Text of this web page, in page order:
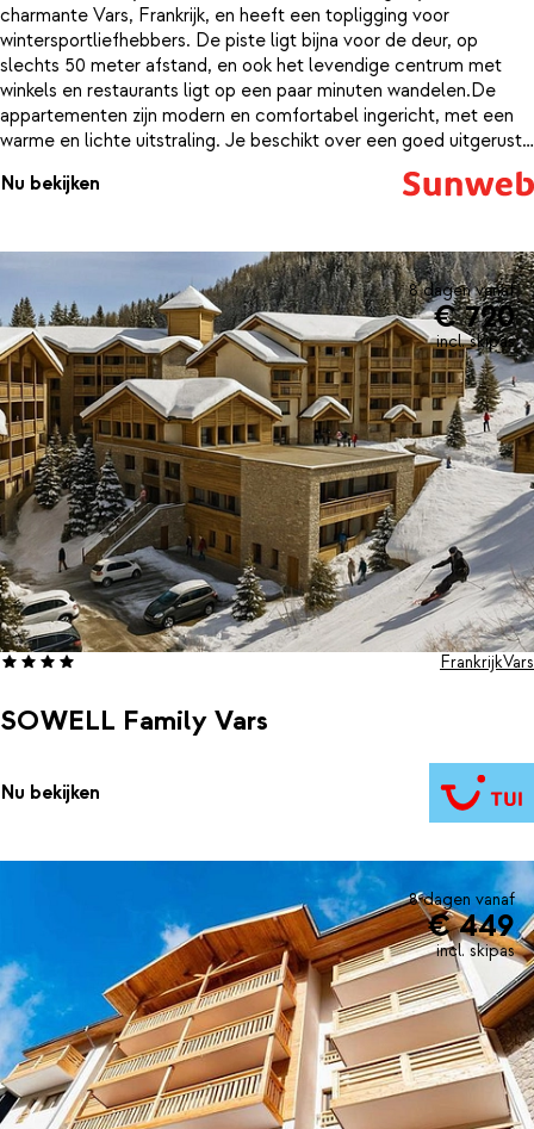
charmante Vars, Frankrijk, en heeft een topligging voor
wintersportliefhebbers. De piste ligt bijna voor de deur, op
slechts 50 meter afstand, en ook het levendige centrum met
winkels en restaurants ligt op een paar minuten wandelen.De
appartementen zijn modern en comfortabel ingericht, met een
warme en lichte uitstraling. Je beschikt over een goed uitgeruste
kitchenette en een gezellige zithoek waar je samen ontspant of
kookt na een dag in de sneeuw. Alles is aanwezig om je verblijf
de winter geopend is. Daarnaast staat er een fitnessruimte tot je
beschikking, ideaal om actief te blijven naast het skiën.Met de
pistes en het dorpsleven zo dichtbij is dit een heerlijke plek om
de bergen in al hun charme te beleven. Stel je voor: na een
actieve dag skiën dobber je in warm water terwijl de frisse
berglucht je omringt.
Nu bekijken
8 dagen vanaf
€ 720
incl. skipas
SOWELL Family Vars
FrankrijkVars
Nu bekijken
8 dagen vanaf
€ 449
incl. skipas